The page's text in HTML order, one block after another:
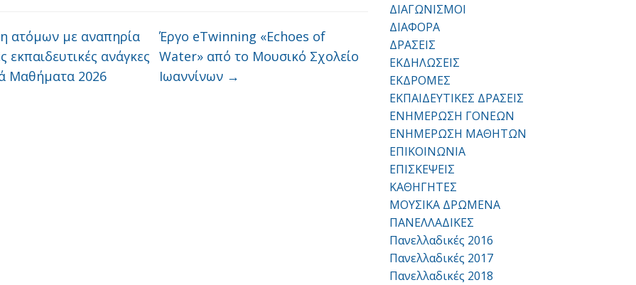
ατόμων με αναπηρία
εκπαιδευτικές ανάγκες
Μαθήματα 2026
Έργο eTwinning «Echoes of
Water» από το Μουσικό Σχολείο
Ιωαννίνων →
ΔΙΑΓΩΝΙΣΜΟΙ
ΔΙΑΦΟΡΑ
ΔΡΑΣΕΙΣ
ΕΚΔΗΛΩΣΕΙΣ
ΕΚΔΡΟΜΕΣ
ΕΚΠΑΙΔΕΥΤΙΚΕΣ ΔΡΑΣΕΙΣ
ΕΝΗΜΕΡΩΣΗ ΓΟΝΕΩΝ
ΕΝΗΜΕΡΩΣΗ ΜΑΘΗΤΩΝ
ΕΠΙΚΟΙΝΩΝΙΑ
ΕΠΙΣΚΕΨΕΙΣ
ΚΑΘΗΓΗΤΕΣ
ΜΟΥΣΙΚΑ ΔΡΩΜΕΝΑ
ΠΑΝΕΛΛΑΔΙΚΕΣ
Πανελλαδικές 2016
Πανελλαδικές 2017
Πανελλαδικές 2018